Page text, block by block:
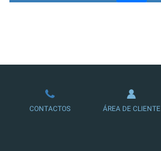
LOJA DE ASSINATURAS
CONTACTOS ÁREA DE CLIENTE